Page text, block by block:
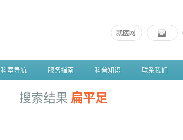
科室导航 服务指南 科普知识 联系我们
搜索结果 扁平足